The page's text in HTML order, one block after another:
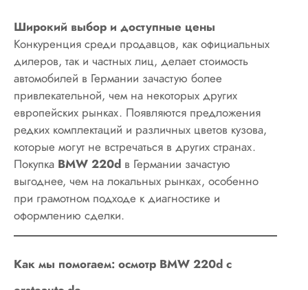
Широкий выбор и доступные цены
Конкуренция среди продавцов, как официальных
дилеров, так и частных лиц, делает стоимость
автомобилей в Германии зачастую более
привлекательной, чем на некоторых других
европейских рынках. Появляются предложения
редких комплектаций и различных цветов кузова,
которые могут не встречаться в других странах.
Покупка BMW 220d в Германии зачастую
выгоднее, чем на локальных рынках, особенно
при грамотном подходе к диагностике и
оформлению сделки.
Как мы помогаем: осмотр BMW 220d с